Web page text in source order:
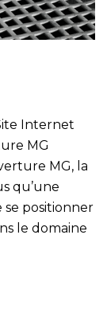
Internet
MG
MG, la
qu’une
se positionner
le domaine